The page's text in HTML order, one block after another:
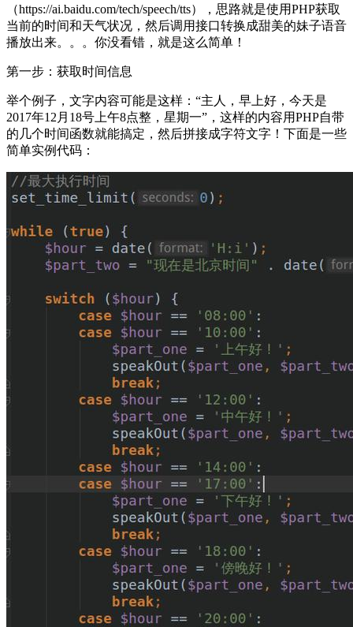
（https://ai.baidu.com/tech/speech/tts），思路就是使用PHP获取
当前的时间和天气状况，然后调用接口转换成甜美的妹子语音
播放出来。。。你没看错，就是这么简单！
第一步：获取时间信息
举个例子，文字内容可能是这样：“主人，早上好，今天是
2017年12月18号上午8点整，星期一”，这样的内容用PHP自带
的几个时间函数就能搞定，然后拼接成字符文字！下面是一些
简单实例代码：